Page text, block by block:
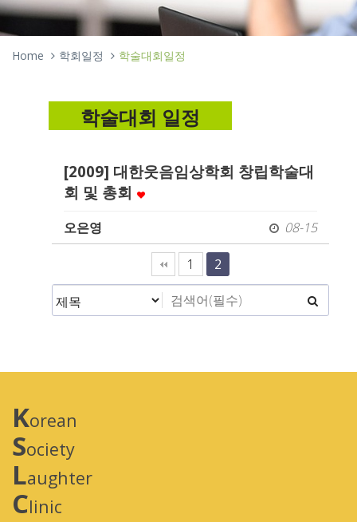
Home 학회일정 학술대회일정
학술대회 일정
[2009] 대한웃음임상학회 창립학술대
회 및 총회
오은영 08-15
1 2
Korean
Society
Laughter
Clinic